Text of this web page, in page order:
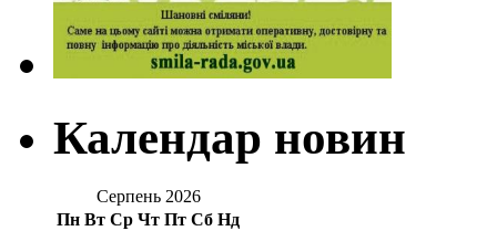
Календар новин
Серпень 2026
Пн Вт Ср Чт Пт Сб Нд